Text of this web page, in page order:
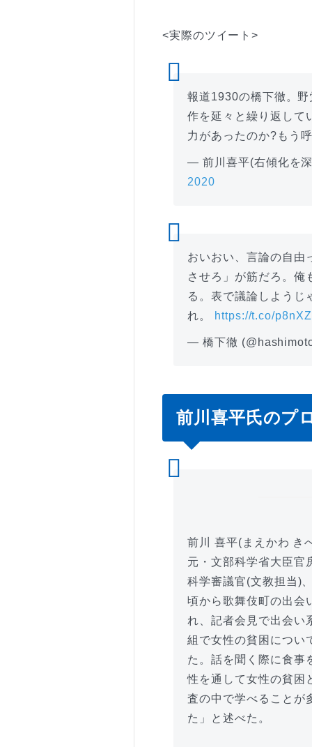
<実際のツイート>
報道1930の橋下徹。
作を延々と繰り返して
力があったのか?もう
— 前川喜平(右傾化を
2020
おいおい、言論の自由
させろ」が筋だろ。俺
る。表で議論しようじ
れ。
https://t.co/
— 橋下徹
前川喜平氏のプ
前川 喜平(まえかわ き
元・文部科学省大臣官
科学審議官(文教担当)
頃から歌舞伎町の出会
れ、記者会見で出会い
組で女性の貧困につい
た。話を聞く際に食事
性を通して女性の貧困
査の中で学べることが
た」と述べた。